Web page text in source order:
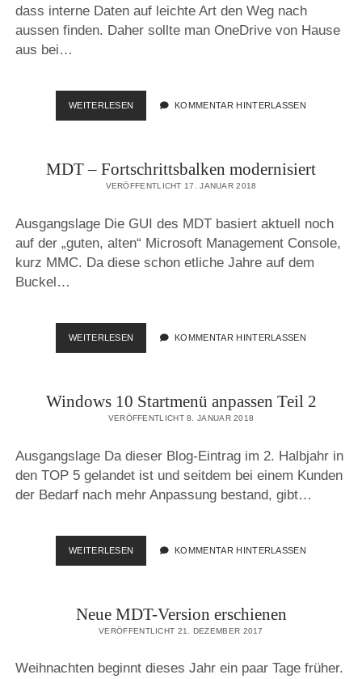
dass interne Daten auf leichte Art den Weg nach
aussen finden. Daher sollte man OneDrive von Hause
aus bei…
WEITERLESEN
ONEDRIVE
KOMMENTAR HINTERLASSEN
MDT – Fortschrittsbalken modernisiert
VERÖFFENTLICHT 17. JANUAR 2018
Ausgangslage Die GUI des MDT basiert aktuell noch
auf der „guten, alten“ Microsoft Management Console,
kurz MMC. Da diese schon etliche Jahre auf dem
Buckel…
WEITERLESEN
–
KOMMENTAR HINTERLASSEN
Windows 10 Startmenü anpassen Teil 2
VERÖFFENTLICHT 8. JANUAR 2018
Ausgangslage Da dieser Blog-Eintrag im 2. Halbjahr in
den TOP 5 gelandet ist und seitdem bei einem Kunden
der Bedarf nach mehr Anpassung bestand, gibt…
WEITERLESEN WINDOWS
10
TEIL
2
KOMMENTAR HINTERLASSEN
Neue MDT-Version erschienen
VERÖFFENTLICHT 21. DEZEMBER 2017
Weihnachten beginnt dieses Jahr ein paar Tage früher.